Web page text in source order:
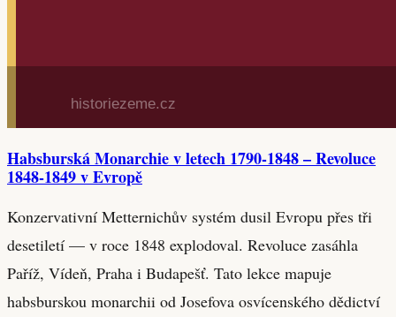
Habsburská Monarchie v letech 1790-1848 – Revoluce
1848-1849 v Evropě
Konzervativní Metternichův systém dusil Evropu přes tři
desetiletí — v roce 1848 explodoval. Revoluce zasáhla
Paříž, Vídeň, Praha i Budapešť. Tato lekce mapuje
habsburskou monarchii od Josefova osvícenského dědictví